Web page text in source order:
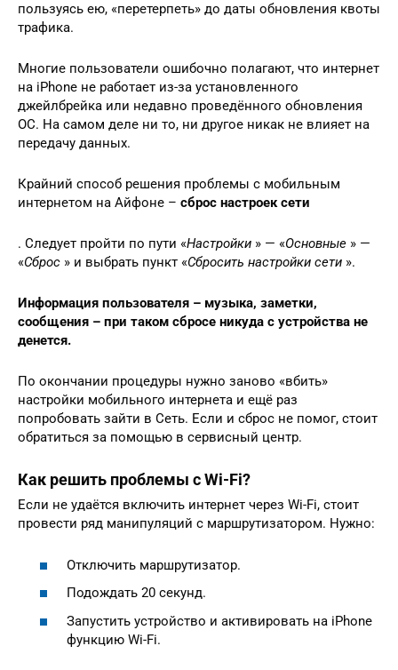
пользуясь ею, «перетерпеть» до даты обновления квоты
трафика.
Многие пользователи ошибочно полагают, что интернет
на iPhone не работает из-за установленного
джейлбрейка или недавно проведённого обновления
ОС. На самом деле ни то, ни другое никак не влияет на
передачу данных.
Крайний способ решения проблемы с мобильным
интернетом на Айфоне – сброс настроек сети
. Следует пройти по пути «Настройки » — «Основные » —
«Сброс » и выбрать пункт «Сбросить настройки сети ».
Информация пользователя – музыка, заметки,
сообщения – при таком сбросе никуда с устройства не
денется.
По окончании процедуры нужно заново «вбить»
настройки мобильного интернета и ещё раз
попробовать зайти в Сеть. Если и сброс не помог, стоит
обратиться за помощью в сервисный центр.
Как решить проблемы с Wi-Fi?
Если не удаётся включить интернет через Wi-Fi, стоит
провести ряд манипуляций с маршрутизатором. Нужно:
Отключить маршрутизатор.
Подождать 20 секунд.
Запустить устройство и активировать на iPhone
функцию Wi-Fi.